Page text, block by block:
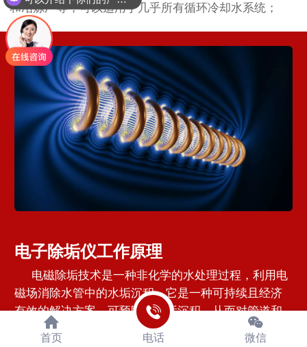
和冶炼厂等，可以适用于几乎所有循环冷却水系统；
电子除垢仪工作原理
电磁除垢技术是一种非化学的水处理过程，利用电
磁场消除水管中的水垢沉积。它是一种可持续且经济
有效的解决方案，可预防硬水垢沉积，从而对管道和
水基设备造成重大损害。
首页 电话 微信